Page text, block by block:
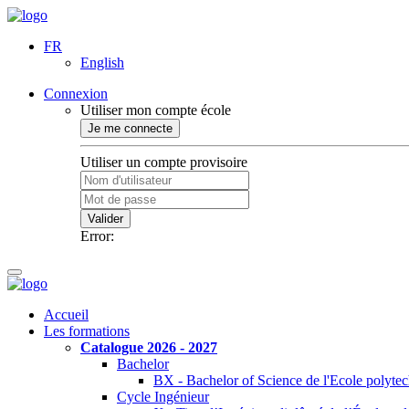
FR
English
Connexion
Utiliser mon compte école
Je me connecte
Utiliser un compte provisoire
Valider
Error:
Accueil
Les formations
Catalogue 2026 - 2027
Bachelor
BX - Bachelor of Science de l'Ecole
Cycle Ingénieur